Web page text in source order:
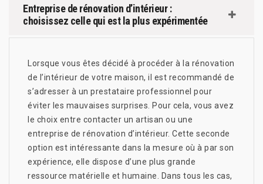
Entreprise de rénovation d’intérieur :
choisissez celle qui est la plus expérimentée
Lorsque vous êtes décidé à procéder à la rénovation
de l’intérieur de votre maison, il est recommandé de
s’adresser à un prestataire professionnel pour
éviter les mauvaises surprises. Pour cela, vous avez
le choix entre contacter un artisan ou une
entreprise de rénovation d’intérieur. Cette seconde
option est intéressante dans la mesure où à par son
expérience, elle dispose d’une plus grande
ressource matérielle et humaine. Dans tous les cas,